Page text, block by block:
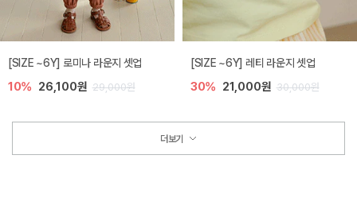
[SIZE ~6Y] 로미나 라운지 셋업
10% 26,100원 29,000원
[SIZE ~6Y] 레티 라운지 셋업
30% 21,000원 30,000원
더보기